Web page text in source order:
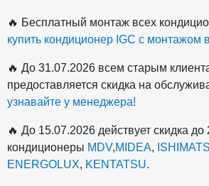
🔥 Бесплатный монтаж всех
купить кондиционер IGC с монтажом
🔥 До 31.07.2026 всем старым
предоставляется скидка на
узнавайте у менеджера!
🔥 До 15.07.2026 действует скидка до
кондиционеры MDV,MIDEA,
ENERGOLUX, KENTATSU.